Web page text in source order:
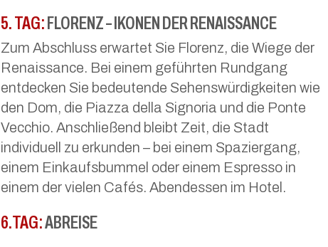
5. TAG:FLORENZ – IKONEN DER RENAISSANCE
Zum Abschluss erwartet Sie Florenz, die Wiege der
Renaissance. Bei einem geführten Rundgang
entdecken Sie bedeutende Sehenswürdigkeiten wie
den Dom, die Piazza della Signoria und die Ponte
Vecchio. Anschließend bleibt Zeit, die Stadt
individuell zu erkunden – bei einem Spaziergang,
einem Einkaufsbummel oder einem Espresso in
einem der vielen Cafés. Abendessen im Hotel.
6.TAG:ABREISE